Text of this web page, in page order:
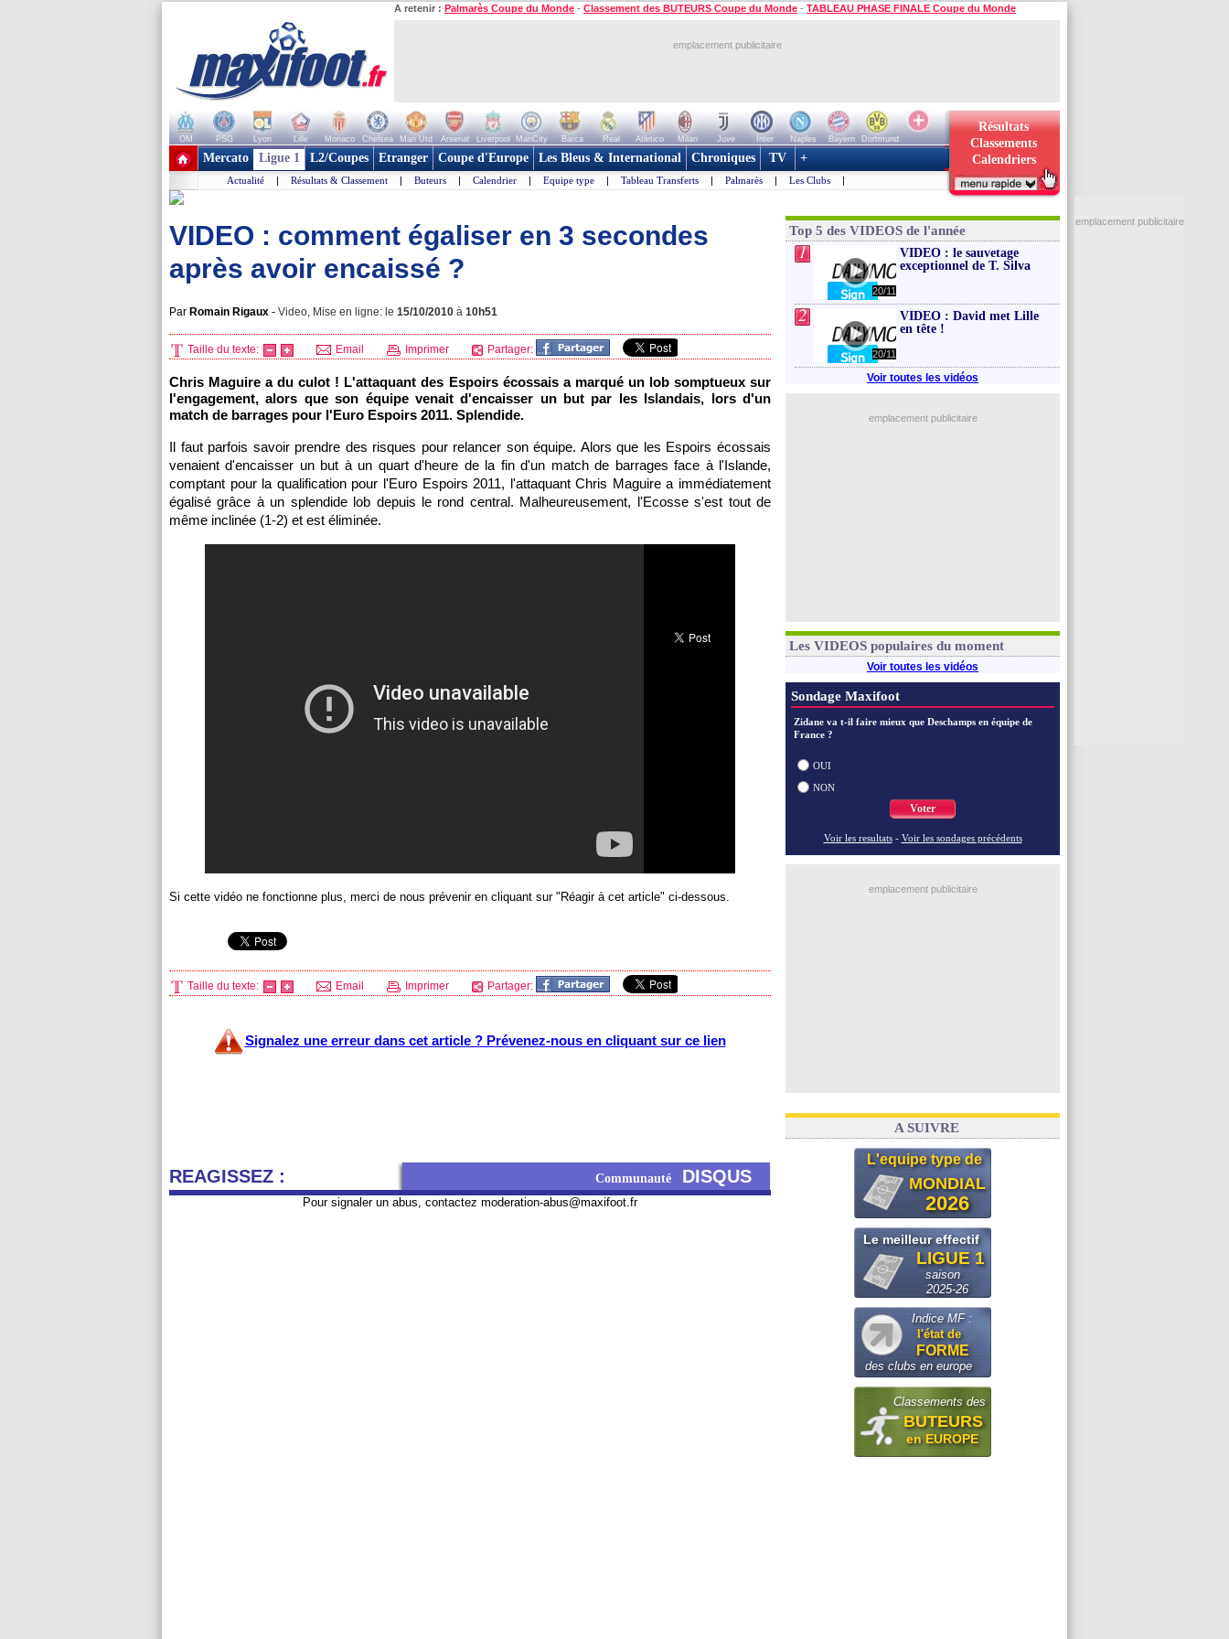
A retenir : Palmarès Coupe du Monde - Classement des BUTEURS Coupe du Monde - TABLEAU PHASE FINALE Coupe du Monde
emplacement publicitaire
OM PSG Lyon Lille Monaco Chelsea Man Utd Arsenal Liverpool ManCity Barca Real Atletico Milan Juve Inter Naples Bayern
Dortmund
+ de clubs
Résultats
Classements
Calendriers
Mercato Ligue 1 L2/Coupes Etranger Coupe d'Europe Les Bleus & International Chroniques TV +
Actualité | Résultats & Classement | Buteurs | Calendrier | Equipe type | Tableau Transferts | Palmarès | Les Clubs |
VIDEO : comment égaliser en 3 secondes
après avoir encaissé ?
Par Romain Rigaux - Video, Mise en ligne: le 15/10/2010 à 10h51
Taille du texte: Email Imprimer Partager:
Chris Maguire a du culot ! L'attaquant des Espoirs écossais a marqué un lob somptueux sur
l'engagement, alors que son équipe venait d'encaisser un but par les Islandais, lors d'un
match de barrages pour l'Euro Espoirs 2011. Splendide.
Il faut parfois savoir prendre des risques pour relancer son équipe. Alors que les Espoirs écossais
venaient d'encaisser un but à un quart d'heure de la fin d'un match de barrages face à l'Islande,
comptant pour la qualification pour l'Euro Espoirs 2011, l'attaquant Chris Maguire a immédiatement
égalisé grâce à un splendide lob depuis le rond central. Malheureusement, l'Ecosse s'est tout de
même inclinée (1-2) et est éliminée.
Si cette vidéo ne fonctionne plus, merci de nous prévenir en cliquant sur "Réagir à cet article" ci-dessous.
Taille du texte: Email Imprimer Partager:
Signalez une erreur dans cet article ? Prévenez-nous en cliquant sur ce lien
REAGISSEZ : Communauté DISQUS
Pour signaler un abus, contactez moderation-abus@maxifoot.fr
Top 5 des VIDEOS de l'année
1
20/11
VIDEO : le sauvetage
exceptionnel de T. Silva
2
20/11
VIDEO : David met Lille
en tête !
Voir toutes les vidéos
emplacement publicitaire
Les VIDEOS populaires du moment
Voir toutes les vidéos
Sondage Maxifoot
Zidane va t-il faire mieux que Deschamps en équipe de
France ?
OUI
NON
Voter
Voir les resultats - Voir les sondages précédents
emplacement publicitaire
A SUIVRE
L'equipe type de
MONDIAL
2026
Le meilleur effectif
LIGUE 1
saison
2025-26
Indice MF :
l'état de
FORME
des clubs en europe
Classements des
BUTEURS
en EUROPE
emplacement publicitaire